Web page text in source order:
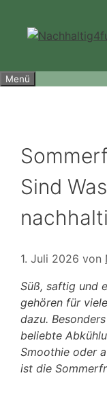
springen
Menü
Sind
1. Juli 2026 von
Süß, saftig und
gehören für
dazu.
beliebte
Smoothie oder
ist die